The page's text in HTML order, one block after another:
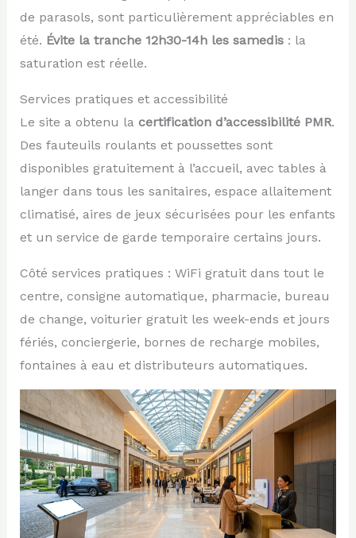
de parasols, sont particulièrement appréciables en
été. Évite la tranche 12h30-14h les samedis: la
saturation est réelle.
Services pratiques et accessibilité
Le site a obtenu la certification d’accessibilité PMR.
Des fauteuils roulants et poussettes sont
disponibles gratuitement à l’accueil, avec tables à
langer dans tous les sanitaires, espace allaitement
climatisé, aires de jeux sécurisées pour les enfants
et un service de garde temporaire certains jours.
Côté services pratiques : WiFi gratuit dans tout le
centre, consigne automatique, pharmacie, bureau
de change, voiturier gratuit les week-ends et jours
fériés, conciergerie, bornes de recharge mobiles,
fontaines à eau et distributeurs automatiques.